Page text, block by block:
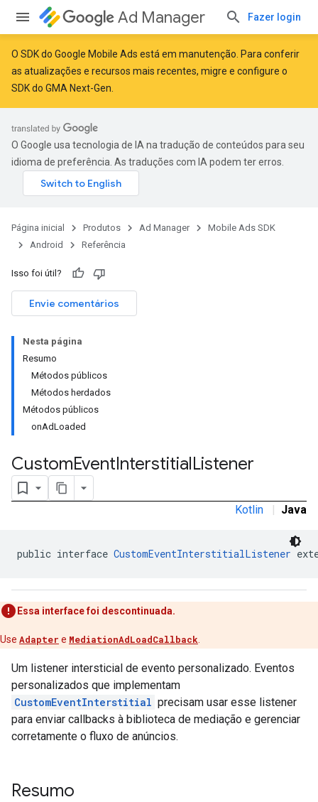
Ad Manager Fazer login
O SDK do Google Mobile Ads está em manutenção. Para conferir
as atualizações e recursos mais recentes, migre e configure o
SDK do GMA Next-Gen
O Google usa tecnologia de IA na tradução de conteúdos para seu
idioma de preferência. As traduções com IA podem ter erros.
Página inicial Produtos Ad Manager
Mobile Ads SDK
Android
Referência
Isso foi útil?
Envie comentários
Nesta página
Resumo
Métodos públicos
Métodos herdados
Métodos públicos
onAdLoaded
CustomEventInterstitialListener
Kotlin | Java
public interface CustomEventInterstitialListener
Essa interface foi descontinuada.
Use Adapter e MediationAdLoadCallback
Um listener intersticial de evento personalizado. Eventos
personalizados que implementam
CustomEventInterstitial precisam usar esse listener
para enviar callbacks à biblioteca de mediação e gerenciar
corretamente o fluxo de anúncios.
Resumo